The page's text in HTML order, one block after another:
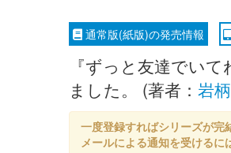
通常版(紙版)の発売情報
『ずっと友達でい
ました。 (著者： 岩
一度登録すればシリーズが完
メールによる通知を受けるに